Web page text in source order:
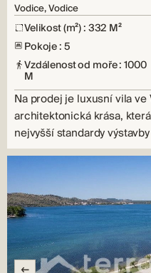
Vodice, Vodice
Velikost (m²) : 332 M²
Pokoje : 5
Vzdálenost od moře : 1000
M
Na prodej je luxusní vila
architektonická krása,
nejvyšší standardy